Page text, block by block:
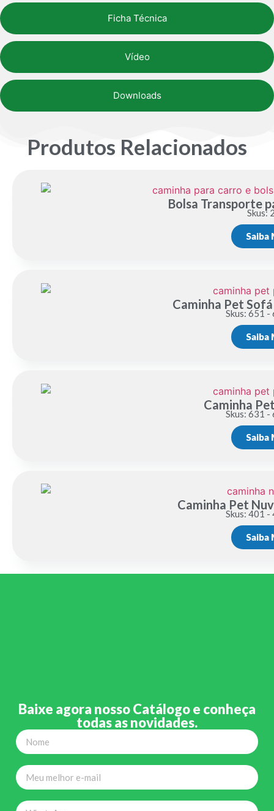
Ficha Técnica
Vídeo
Downloads
Produtos Relacionados
Bolsa Transporte
Skus:
Saiba
Caminha Pet
Skus: 651
Saiba
Caminha
Skus: 631
Saiba
Caminha Pet
Skus: 401
Saiba
Baixe agora nosso Catálogo e conheça
todas as novidades.